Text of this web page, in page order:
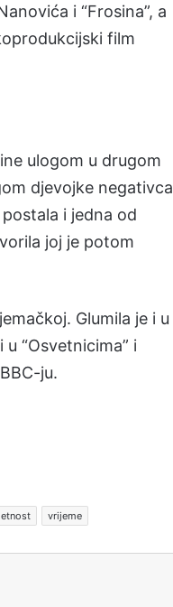
i “Frosina”, a
film
ulogom u drugom
djevojke negativca
i jedna od
joj je potom
Glumila je i u
“Osvetnicima” i
ju.
vrijeme